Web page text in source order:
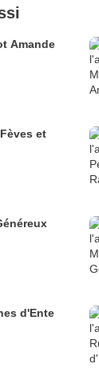
Amande
et
d'Ente